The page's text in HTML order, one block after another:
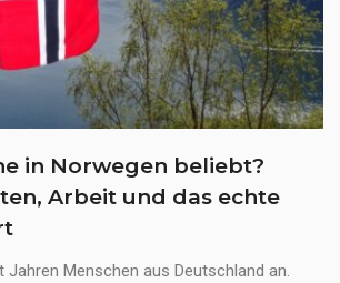
in Norwegen beliebt?
Arbeit und das echte
Menschen aus Deutschland an.